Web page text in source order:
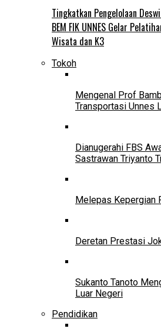
Tingkatkan Pengelolaan
BEM FIK UNNES Gelar
Wisata dan K3
Tokoh
Mengenal Prof
Transportasi Unnes
Dianugerahi FBS
Sastrawan Triyanto
Melepas Kepergian
Deretan Prestasi
Sukanto Tanoto
Luar Negeri
Pendidikan